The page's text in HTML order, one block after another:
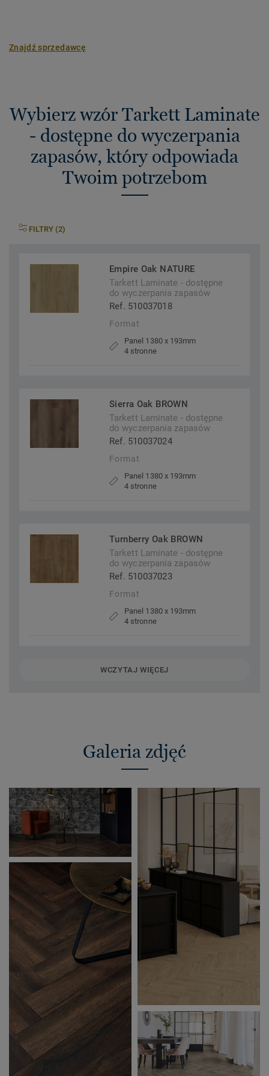
Znajdź sprzedawcę
Wybierz wzór Tarkett Laminate
- dostępne do wyczerpania
zapasów, który odpowiada
Twoim potrzebom
FILTRY (2)
Empire Oak NATURE
Tarkett Laminate - dostępne
do wyczerpania zapasów
Ref. 510037018
Format
Panel 1380 x 193mm
4 stronne
Sierra Oak BROWN
Tarkett Laminate - dostępne
do wyczerpania zapasów
Ref. 510037024
Format
Panel 1380 x 193mm
4 stronne
Turnberry Oak BROWN
Tarkett Laminate - dostępne
do wyczerpania zapasów
Ref. 510037023
Format
Panel 1380 x 193mm
4 stronne
WCZYTAJ WIĘCEJ
Galeria zdjęć